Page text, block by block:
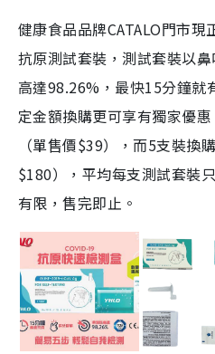
健康食品品牌CATALO門市
抗原測試套裝，測試套裝以
高達98.26%，最快15分鐘就
定金額換購更可享有獨家優
（單售價$39），而5支裝換
$180），平均每支測試套裝
有限，售完即止。